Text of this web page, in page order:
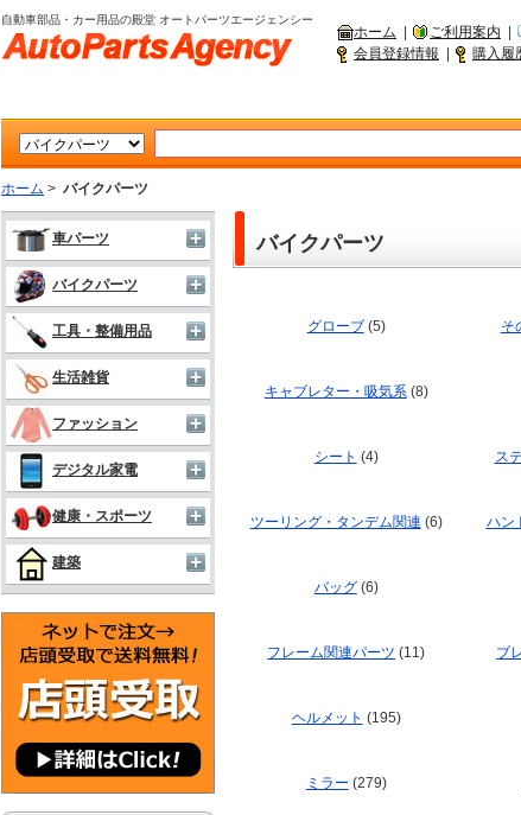
自動車部品・カー用品の殿堂 オートパーツエージェンシー
ホーム ご利用案内
会員登録情報
購入履
ホーム > バイクパーツ
車パーツ
バイクパーツ
工具・整備用品
生活雑貨
ファッション
デジタル家電
健康・スポーツ
建築
バイクパーツ
グローブ(5) そ
キャブレター・吸気系(8)
シート (4) ス
ツーリング・タンデム関連 (6) ハン
バッグ(6)
フレーム関連パーツ (11) ブ
ヘルメット (195)
ミラー (279)